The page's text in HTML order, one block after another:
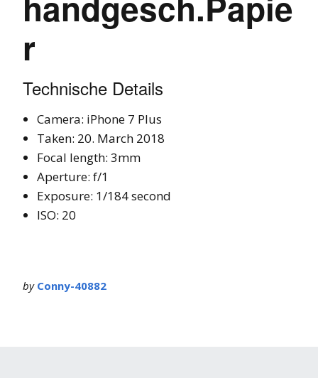
r
Technische Details
Camera: iPhone 7 Plus
Taken: 20. March 2018
Focal length: 3mm
Aperture: f/1
Exposure: 1/184 second
ISO: 20
by Conny-40882